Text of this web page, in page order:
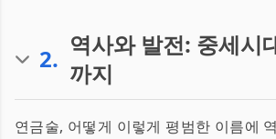
2. 역사와 발전: 중세시
까지
연금술, 어떻게 이렇게 평범한 이름에